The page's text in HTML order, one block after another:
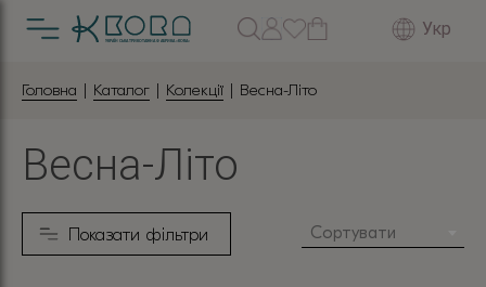
Укр
Головна | Каталог | Колекції | Весна-Літо
Весна-Літо
Показати фільтри Сортувати